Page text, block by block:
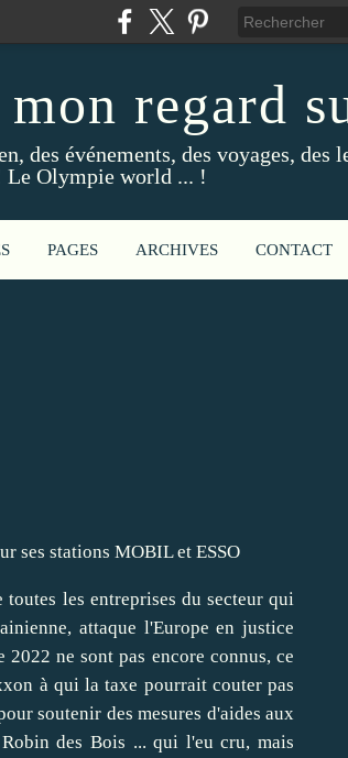
regard
des événements, des voyages, des
Le Olympie world ... !
PAGES ARCHIVES CONTACT
ses stations MOBIL et ESSO
les entreprises du secteur qui
attaque l'Europe en justice
ne sont pas encore connus, ce
à qui la taxe pourrait couter pas
soutenir des mesures d'aides aux
des Bois ... qui l'eu cru, mais